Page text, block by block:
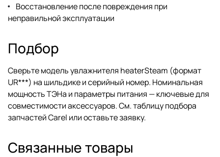
Восстановление после повреждения при
неправильной эксплуатации
Подбор
Сверьте модель увлажнителя heaterSteam (формат
UR***) на шильдике и серийный номер. Номинальная
мощность ТЭНа и параметры питания — ключевые для
совместимости аксессуаров. См.таблицу подбора
запчастей Carel илиоставьте заявку.
Связанные товары